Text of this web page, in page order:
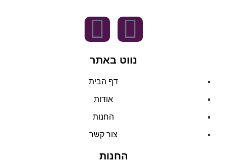
נווט באתר
דף הבית
אודות
החנות
צור קשר
החנות